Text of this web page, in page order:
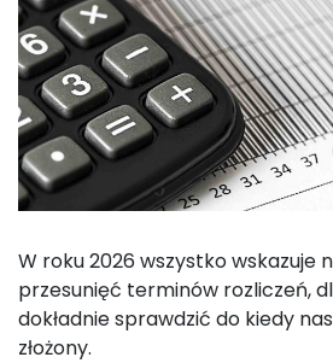
W roku 2026 wszystko wskazuje
przesunięć terminów rozliczeń,
dokładnie sprawdzić do kiedy
złożony.